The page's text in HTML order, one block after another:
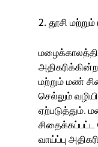
2. தூசி மற்றும்
மற்றும் மண்
செல்லும்
ஏற்படுத்தும்.
வாய்ப்பு